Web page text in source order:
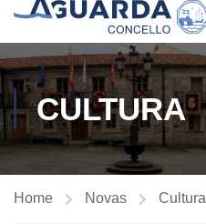
CULTURA
Home Novas Cultura